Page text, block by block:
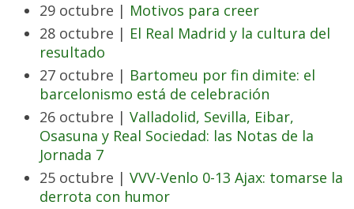
29 octubre | Motivos para creer
28 octubre | El Real Madrid y la cultura del
resultado
27 octubre | Bartomeu por fin dimite: el
barcelonismo está de celebración
26 octubre | Valladolid, Sevilla, Eibar,
Osasuna y Real Sociedad: las Notas de la
Jornada 7
25 octubre | VVV-Venlo 0-13 Ajax: tomarse la
derrota con humor